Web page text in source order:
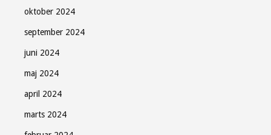
oktober 2024
september 2024
juni 2024
maj 2024
april 2024
marts 2024